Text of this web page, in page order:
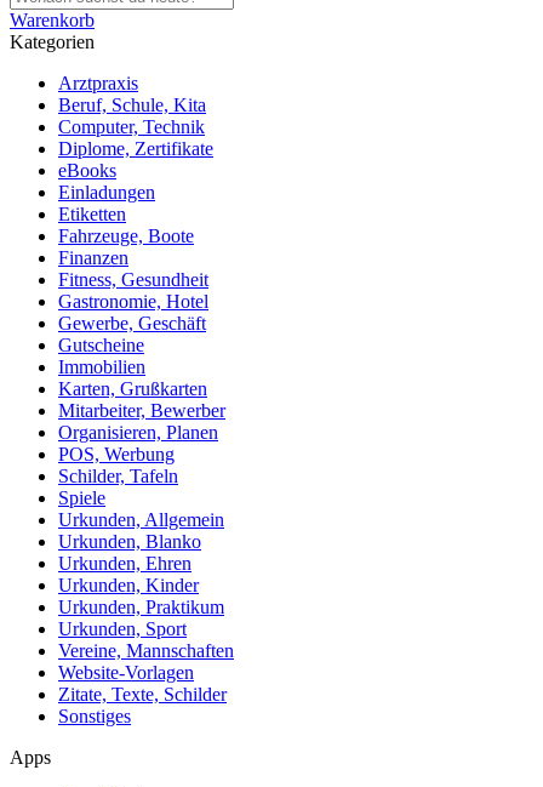
Warenkorb
Kategorien
Arztpraxis
Beruf, Schule, Kita
Computer, Technik
Diplome, Zertifikate
eBooks
Einladungen
Etiketten
Fahrzeuge, Boote
Finanzen
Fitness, Gesundheit
Gastronomie, Hotel
Gewerbe, Geschäft
Gutscheine
Immobilien
Karten, Grußkarten
Mitarbeiter, Bewerber
Organisieren, Planen
POS, Werbung
Schilder, Tafeln
Spiele
Urkunden, Allgemein
Urkunden, Blanko
Urkunden, Ehren
Urkunden, Kinder
Urkunden, Praktikum
Urkunden, Sport
Vereine, Mannschaften
Website-Vorlagen
Zitate, Texte, Schilder
Sonstiges
Apps